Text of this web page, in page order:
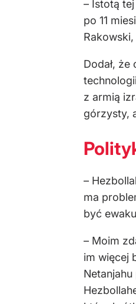
– Istotą
po 11
Dodał,
z armią
górzysty,
–
ma
być
– Moim
im więcej